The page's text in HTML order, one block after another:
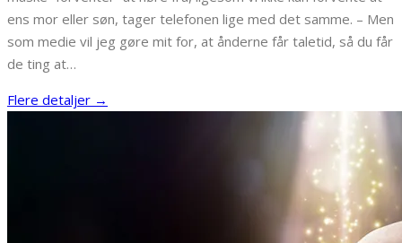
ens mor eller søn, tager telefonen lige med det samme. – Men
som medie vil jeg gøre mit for, at ånderne får taletid, så du får
de ting at…
Flere detaljer →